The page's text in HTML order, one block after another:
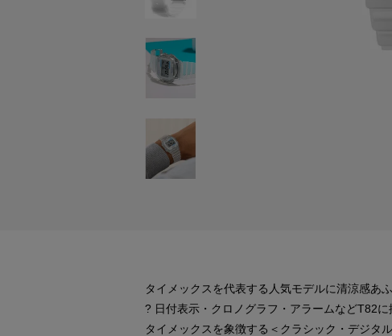
タイメックスを代表する人気モデルに清涼感あ
? 日付表示・クロノグラフ・アラームなどT82
タイメックスを象徴する＜クラシック・デジタ